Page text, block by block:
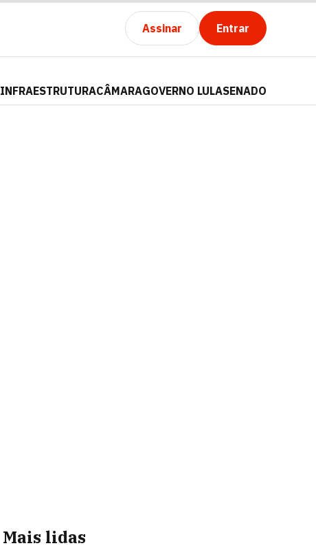
Assinar Entrar
INFRAESTRUTURACÂMARAGOVERNO LULASENADO
Mais lidas